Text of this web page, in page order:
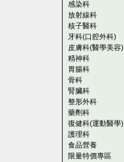
感染科
放射線科
核子醫科
牙科(口腔外科)
皮膚科(醫學美容)
精神科
胃腸科
骨科
腎臟科
整形外科
藥劑科
復健科(運動醫學)
護理科
食品營養
限量特價專區